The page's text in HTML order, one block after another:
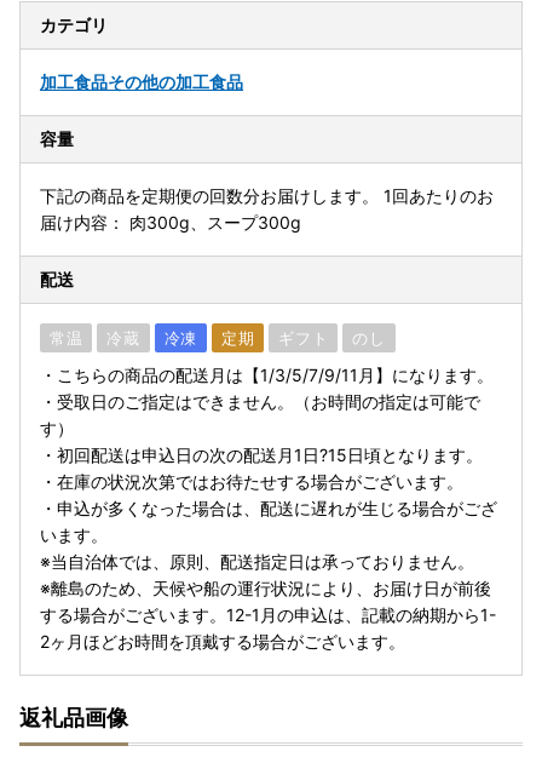
カテゴリ
加工食品その他の加工食品
容量
下記の商品を定期便の回数分お届けします。 1回あたりのお
届け内容： 肉300g、スープ300g
配送
常温 冷蔵 冷凍 定期 ギフト のし
・こちらの商品の配送月は【1/3/5/7/9/11月】になります。
・受取日のご指定はできません。（お時間の指定は可能で
す）
・初回配送は申込日の次の配送月1日?15日頃となります。
・在庫の状況次第ではお待たせする場合がございます。
・申込が多くなった場合は、配送に遅れが生じる場合がござ
います。
※当自治体では、原則、配送指定日は承っておりません。
※離島のため、天候や船の運行状況により、お届け日が前後
する場合がございます。12-1月の申込は、記載の納期から1-
2ヶ月ほどお時間を頂戴する場合がございます。
返礼品画像